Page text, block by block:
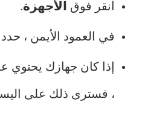
انقر فوق الأجهزة.
في العمود الأيمن ، حدد
إذا كان جهازك يحتوي
، فسترى ذلك على